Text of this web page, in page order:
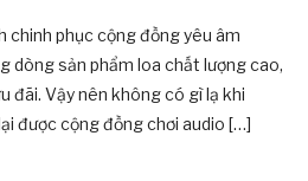
chinh phục cộng đồng yêu âm
dòng sản phẩm loa chất lượng cao,
đãi. Vậy nên không có gì lạ khi
được cộng đồng chơi audio […]